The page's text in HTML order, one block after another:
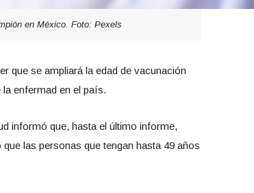
en México. Foto: Pexels
que se ampliará la edad de vacunación
enfermad en el país.
informó que, hasta el último informe,
las personas que tengan hasta 49 años